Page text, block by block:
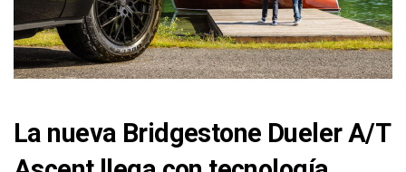
La nueva Bridgestone Dueler A/T